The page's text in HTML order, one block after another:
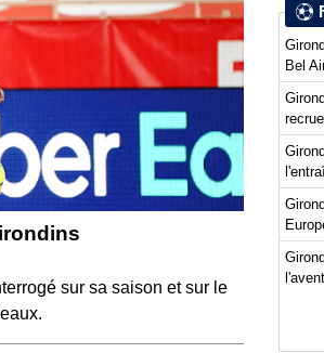
sur sa saison et sur le
Bel